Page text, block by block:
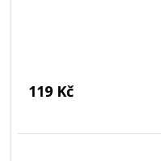
119 Kč